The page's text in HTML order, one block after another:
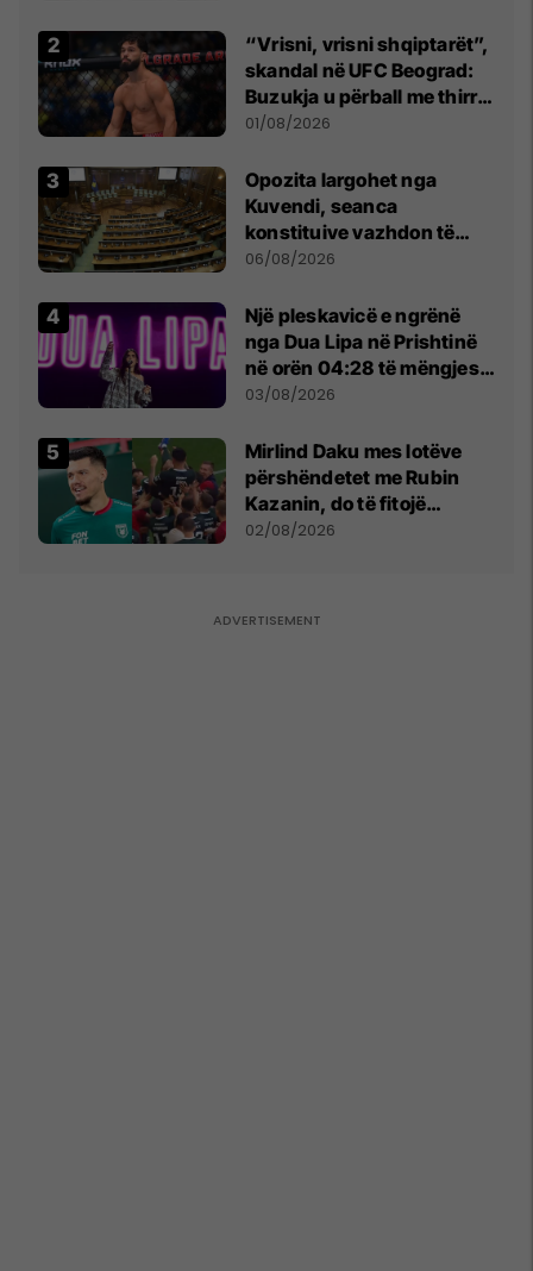
“Vrisni, vrisni shqiptarët”,
skandal në UFC Beograd:
Buzukja u përball me thirrje
anti-shqiptare nga
01/08/2026
Opozita largohet nga
Kuvendi, seanca
konstituive vazhdon të
shtunën në orën 11:00
06/08/2026
Një pleskavicë e ngrënë
nga Dua Lipa në Prishtinë
në orën 04:28 të mëngjesit
- dhe bota digjitale serbe
03/08/2026
Mirlind Daku mes lotëve
përshëndetet me Rubin
Kazanin, do të fitojë
miliona te Spartak Moska
02/08/2026